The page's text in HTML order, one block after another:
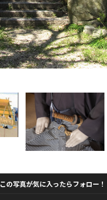
この写真が気に入ったらフォロー！